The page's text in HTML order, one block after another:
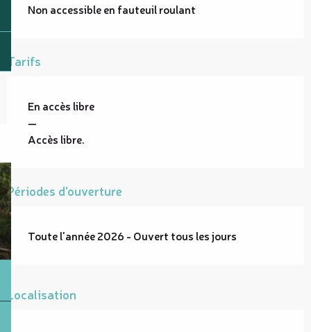
Non accessible en fauteuil roulant
Tarifs
En accès libre
—
Accès libre.
Périodes d'ouverture
Toute l'année 2026 - Ouvert tous les jours
Localisation